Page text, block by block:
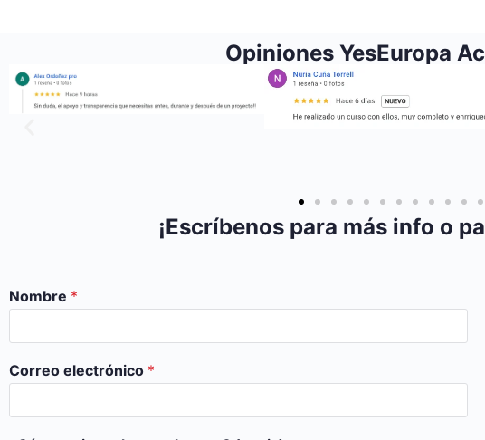
Opiniones YesEuropa
¡Escríbenos para más info o
Nombre *
Correo electrónico *